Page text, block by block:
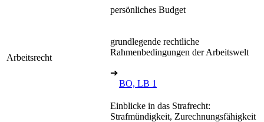
persönliches Budget
Arbeitsrecht
grundlegende rechtliche
Rahmenbedingungen der Arbeitswelt
➔
BO, LB 1
Einblicke in das Strafrecht:
Strafmündigkeit, Zurechnungsfähigkeit